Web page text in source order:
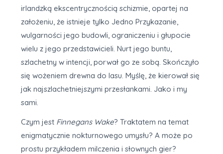
irlandzką ekscentrycznością schizmie, opartej na
założeniu, że istnieje tylko Jedno Przykazanie,
wulgarności jego budowli, ograniczeniu i głupocie
wielu z jego przedstawicieli. Nurt jego buntu,
szlachetny w intencji, porwał go ze sobą. Skończyło
się wożeniem drewna do lasu. Myślę, że kierował się
jak najszlachetniejszymi przesłankami. Jako i my
sami.
Czym jest Finnegans Wake? Traktatem na temat
enigmatycznie nokturnowego umysłu? A może po
prostu przykładem milczenia i słownych gier?